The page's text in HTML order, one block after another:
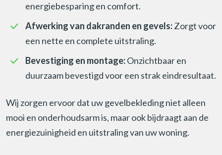
energiebesparing en comfort.
Afwerking van dakranden en gevels:Zorgt voor
een nette en complete uitstraling.
Bevestiging en montage:Onzichtbaar en
duurzaam bevestigd voor een strak eindresultaat.
Wij zorgen ervoor dat uw gevelbekleding niet alleen
mooi en onderhoudsarm is, maar ook bijdraagt aan de
energiezuinigheid en uitstraling van uw woning.